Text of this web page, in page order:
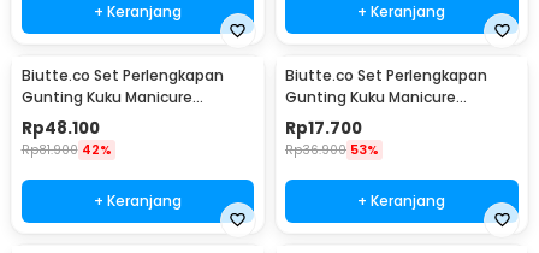
+ Keranjang + Keranjang
Biutte.co Set Perlengkapan
Gunting Kuku Manicure
Pedicure Nail Clipper 18 PCS -
S0M020
Rp48.100
Rp81.900 42%
+ Keranjang
Biutte.co Set Perlengkapan
Gunting Kuku Manicure
Pedicure Nail Clipper 7 PCS -
S0M020
Rp17.700
Rp36.900 53%
+ Keranjang